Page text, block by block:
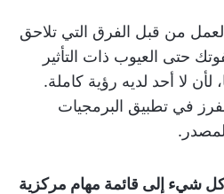
من قبل الفرق التي تلاحق
حتى العيوب ذات التأثير
لأن لا أحد لديه رؤية كاملة.
في تطبيق البرمجيات
شيء إلى قائمة مهام مركزية